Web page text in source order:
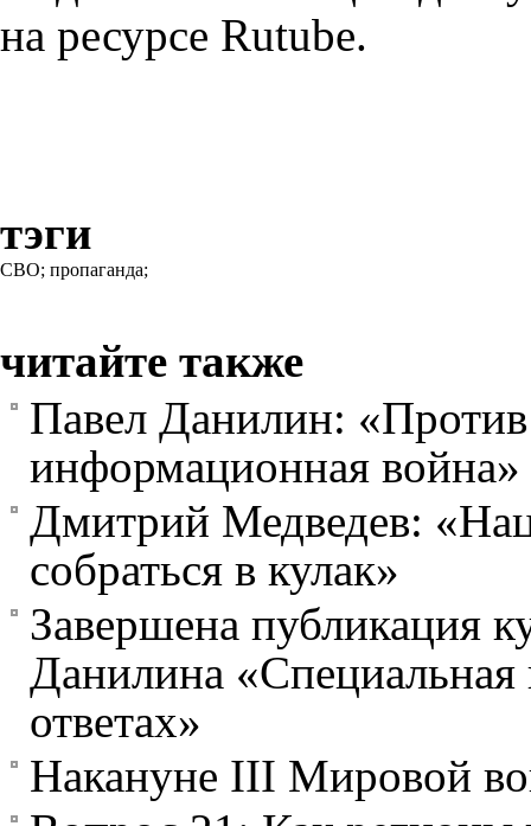
на ресурсе Rutube.
тэги
СВО; пропаганда;
читайте также
Павел Данилин: «Против
информационная война»
Дмитрий Медведев:
собраться в кулак»
Завершена публикация
Данилина «Специальная
ответах»
Накануне III Мировой